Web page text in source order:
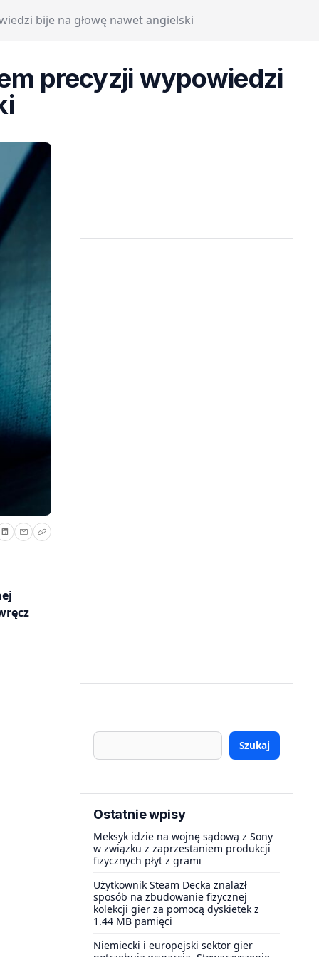
bije na głowę nawet angielski
precyzji wypowiedzi
Szukaj
Ostatnie wpisy
Meksyk idzie na wojnę sądową z Sony
w związku z zaprzestaniem produkcji
fizycznych płyt z grami
Użytkownik Steam Decka znalazł
sposób na zbudowanie fizycznej
kolekcji gier za pomocą dyskietek z
1.44 MB pamięci
Niemiecki i europejski sektor gier